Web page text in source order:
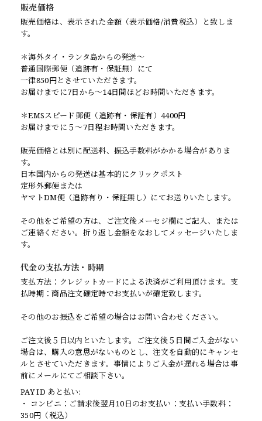
販売価格
販売価格は、表示された金額（表示価格/消費税込）と致しま
す。
＊海外タイ・ランタ島からの発送〜
普通国際郵便（追跡有・保証無）にて
一律850円とさせていただきます。
お届けまでに7日から〜14日間ほどお時間いただきます。
＊EMSスピード郵便（追跡有・保証有）4400円
お届けまでに５〜7日程お時間いただきます。
販売価格とは別に配送料、振込手数料がかかる場合がありま
す。
日本国内からの発送は基本的にクリックポスト
定形外郵便または
ヤマトDM便（追跡有り・保証無し）にてお送りいたします。
その他をご希望の方は、ご注文後メーセジ欄にご記入、または
ご連絡ください。折り返し金額をなおしてメッセージいたしま
す。
代金の支払方法・時期
支払方法：クレジットカードによる決済がご利用頂けます。支
払時期：商品注文確定時でお支払いが確定致します。
その他のお振込をご希望の場合はお問い合わせください。
ご注文後５日以内といたします。ご注文後５日間ご入金がない
場合は、購入の意思がないものとし、注文を自動的にキャンセ
ルとさせていただきます。事情によりご入金が遅れる場合は事
前にメールにてご相談下さい。
PAY ID あと払い:
・ コンビニ：ご請求後翌月10日のお支払い：支払い手数料：
350円（税込）